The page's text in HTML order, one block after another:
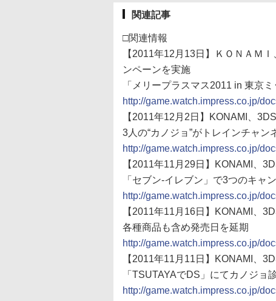
関連記事
□関連情報
【2011年12月13日】ＫＯＮＡＭ
ンペーンを実施
「メリープラスマス2011 in 東京
http://game.watch.impress.co.jp/
【2011年12月2日】KONAMI、
3人の“カノジョ”がトレインチャン
http://game.watch.impress.co.jp/
【2011年11月29日】KONAMI、
「セブン-イレブン」で3つのキャ
http://game.watch.impress.co.jp/
【2011年11月16日】KONAMI、
各種商品も含め発売日を延期
http://game.watch.impress.co.jp/
【2011年11月11日】KONAMI、
「TSUTAYAでDS」にてカノジョ
http://game.watch.impress.co.jp/